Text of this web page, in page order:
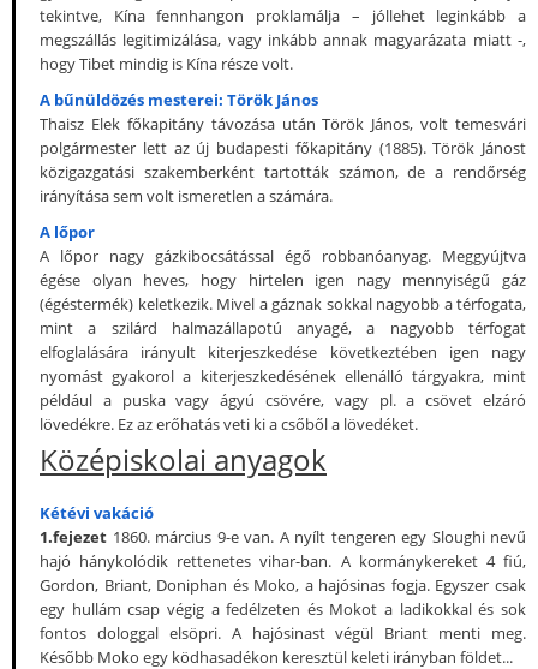
tekintve, Kína fennhangon proklamálja – jóllehet leginkább a
megszállás legitimizálása, vagy inkább annak magyarázata miatt -,
hogy Tibet mindig is Kína része volt.
A bűnüldözés mesterei: Török János
Thaisz Elek főkapitány távozása után Török János, volt temesvári
polgármester lett az új budapesti főkapitány (1885). Török Jánost
közigazgatási szakemberként tartották számon, de a rendőrség
irányítása sem volt ismeretlen a számára.
A lőpor
A lőpor nagy gázkibocsátással égő robbanóanyag. Meggyújtva
égése olyan heves, hogy hirtelen igen nagy mennyiségű gáz
(égéstermék) keletkezik. Mivel a gáznak sokkal nagyobb a térfogata,
mint a szilárd halmazállapotú anyagé, a nagyobb térfogat
elfoglalására irányult kiterjeszkedése következtében igen nagy
nyomást gyakorol a kiterjeszkedésének ellenálló tárgyakra, mint
például a puska vagy ágyú csövére, vagy pl. a csövet elzáró
lövedékre. Ez az erőhatás veti ki a csőből a lövedéket.
Középiskolai anyagok
Kétévi vakáció
1.fejezet 1860. március 9-e van. A nyílt tengeren egy Sloughi nevű
hajó hánykolódik rettenetes vihar-ban. A kormánykereket 4 fiú,
Gordon, Briant, Doniphan és Moko, a hajósinas fogja. Egyszer csak
egy hullám csap végig a fedélzeten és Mokot a ladikokkal és sok
fontos dologgal elsöpri. A hajósinast végül Briant menti meg.
Később Moko egy ködhasadékon keresztül keleti irányban földet...